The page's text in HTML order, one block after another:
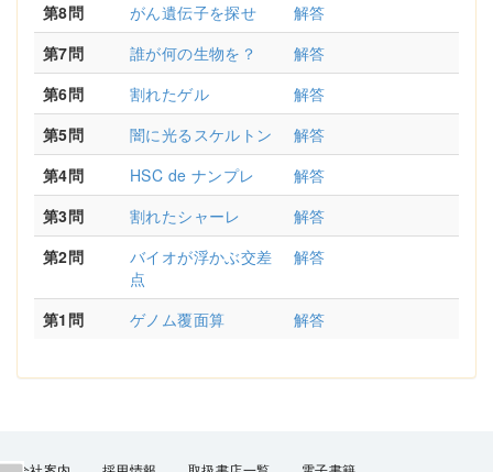
第8問
がん遺伝子を探せ
解答
第7問
誰が何の生物を？
解答
第6問
割れたゲル
解答
第5問
闇に光るスケルトン
解答
第4問
HSC de ナンプレ
解答
第3問
割れたシャーレ
解答
第2問
バイオが浮かぶ交差
点
解答
第1問 ゲノム覆面算 解答